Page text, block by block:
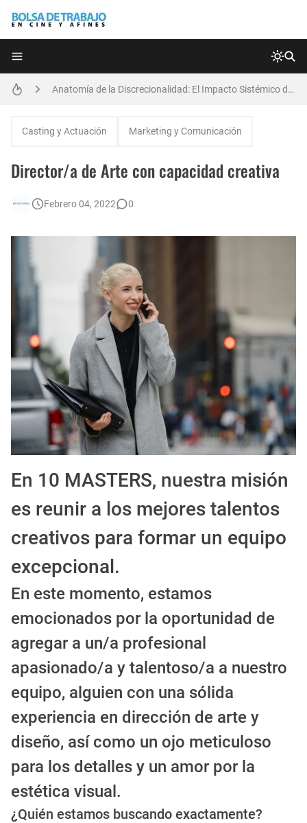
Técnicas de Organización del Día Laboral
[EXPIRADO] Directora de Arte Remota | Grupo Generadores | Bolsa de Trabajo en Cine y Afines
Anatomía de la Discrecionalidad: El Impacto Sistémico del Favoritismo en la Postproducción Televisiva de Alta Gama
🌎 Video Editor Ads - Naked & Thriving (Remoto)
Casting y Actuación Marketing y Comunicación
Director/a de Arte con capacidad creativa
Febrero 04, 2022 0
En 10 MASTERS, nuestra misión
es reunir a los mejores talentos
creativos para formar un equipo
excepcional.
En este momento, estamos
emocionados por la oportunidad de
agregar a un/a profesional
apasionado/a y talentoso/a a nuestro
equipo, alguien con una sólida
experiencia en dirección de arte y
diseño, así como un ojo meticuloso
para los detalles y un amor por la
estética visual.
¿Quién estamos buscando exactamente?